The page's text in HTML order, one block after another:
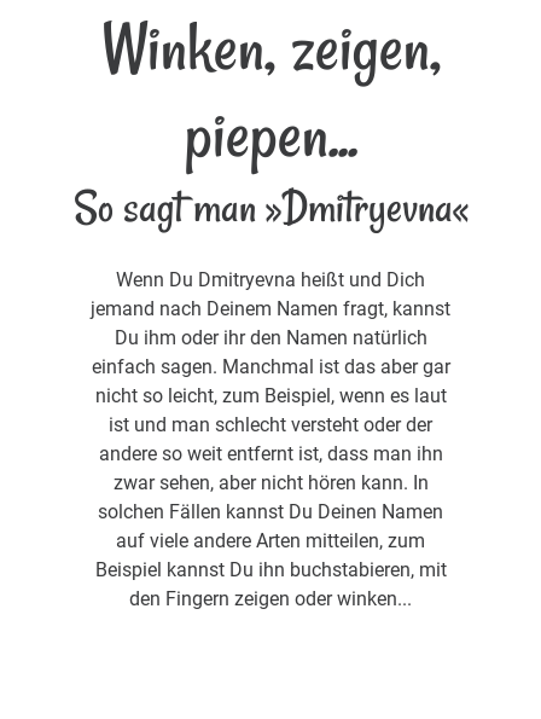
Winken, zeigen,
piepen...
So sagt man »Dmitryevna«
Wenn Du Dmitryevna heißt und Dich
jemand nach Deinem Namen fragt, kannst
Du ihm oder ihr den Namen natürlich
einfach sagen. Manchmal ist das aber gar
nicht so leicht, zum Beispiel, wenn es laut
ist und man schlecht versteht oder der
andere so weit entfernt ist, dass man ihn
zwar sehen, aber nicht hören kann. In
solchen Fällen kannst Du Deinen Namen
auf viele andere Arten mitteilen, zum
Beispiel kannst Du ihn buchstabieren, mit
den Fingern zeigen oder winken...